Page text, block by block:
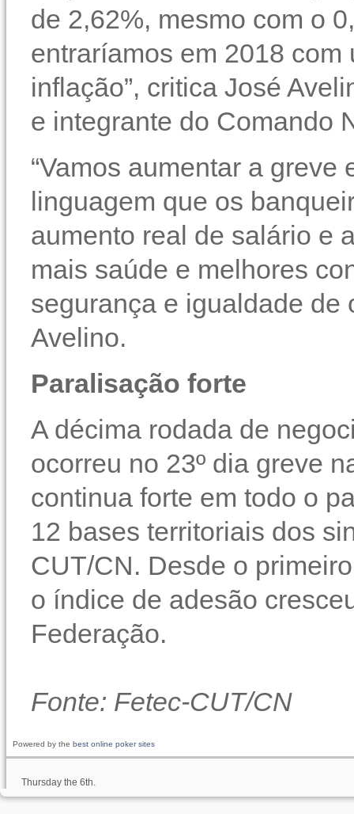
de 2,62%, mesmo com o
entraríamos em 2018
inflação”, critica José
e integrante do Comando
“Vamos aumentar a
linguagem que os
aumento real de salário e
mais saúde e melhores
segurança e igualdade de
Avelino.
Paralisação forte
A décima rodada de
ocorreu no 23º dia greve
continua forte em todo o
12 bases territoriais dos
CUT/CN. Desde o
o índice de adesão
Federação.
Fonte: Fetec-CUT/CN
Powered by thebest online poker sites
Thursday the 6th.